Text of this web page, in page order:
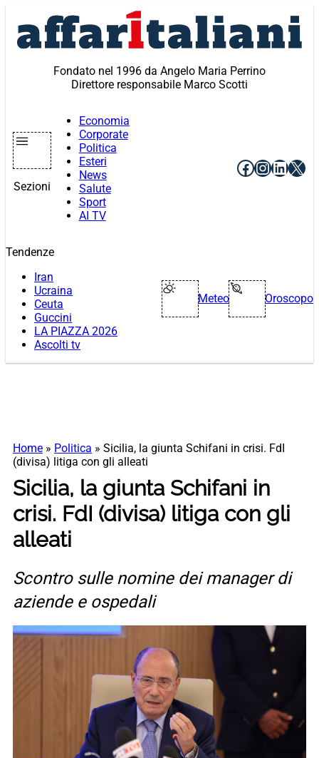
contenuto
Fondato nel 1996 da Angelo Maria Perrino
Direttore responsabile Marco Scotti
Sezioni
Economia
Corporate
Politica
Esteri
News
Salute
Sport
AI TV
Facebook
X
Tendenze
Iran
Ucraina
Ceuta
Guccini
LA PIAZZA 2026
Ascolti tv
Meteo Oroscopo
Home » Politica » Sicilia, la giunta Schifani in crisi. FdI
(divisa) litiga con gli alleati
Sicilia, la giunta Schifani in
crisi. FdI (divisa) litiga con gli
alleati
Scontro sulle nomine dei manager di
aziende e ospedali